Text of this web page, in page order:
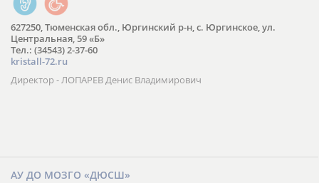
627250, Тюменская обл., Юргинский р-н, с. Юргинское, ул.
Центральная, 59 «Б»
Тел.: (34543) 2-37-60
kristall-72.ru
Директор - ЛОПАРЕВ Денис Владимирович
АУ ДО МОЗГО «ДЮСШ»